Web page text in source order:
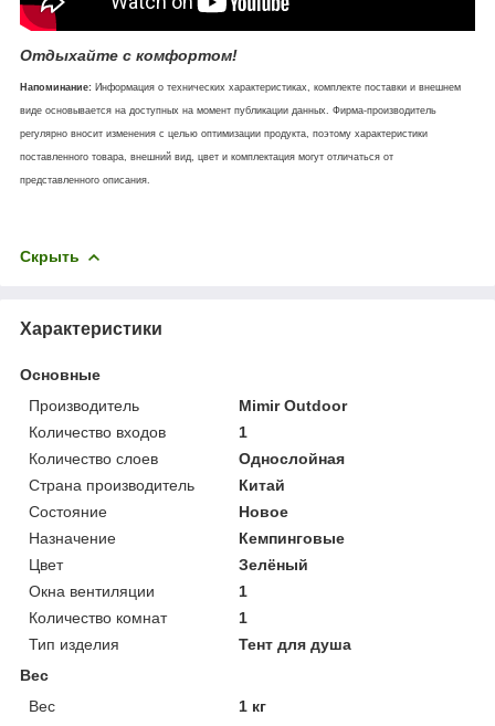
Отдыхайте с комфортом!
Напоминание: Информация о технических характеристиках, комплекте поставки и внешнем
виде основывается на доступных на момент публикации данных. Фирма-производитель
регулярно вносит изменения с целью оптимизации продукта, поэтому характеристики
поставленного товара, внешний вид, цвет и комплектация могут отличаться от
представленного описания.
Скрыть
Характеристики
Основные
Производитель
Mimir Outdoor
Количество входов
1
Количество слоев
Однослойная
Страна производитель
Китай
Состояние
Новое
Назначение
Кемпинговые
Цвет
Зелёный
Окна вентиляции
1
Количество комнат
1
Тип изделия
Тент для душа
Вес
Вес
1 кг